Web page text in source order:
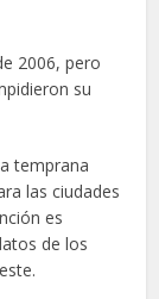
2006, pero
su
temprana
las ciudades
es
de los